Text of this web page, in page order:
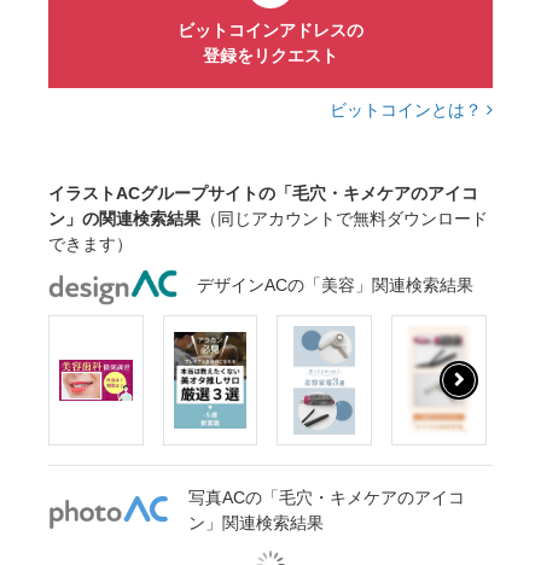
ビットコインアドレスの
登録をリクエスト
ビットコインとは？
イラストACグループサイトの「毛穴・キメケアのアイコ
ン」の関連検索結果 （同じアカウントで無料ダウンロード
できます）
デザインACの「美容」関連検索結果
写真ACの「毛穴・キメケアのアイコ
ン」関連検索結果